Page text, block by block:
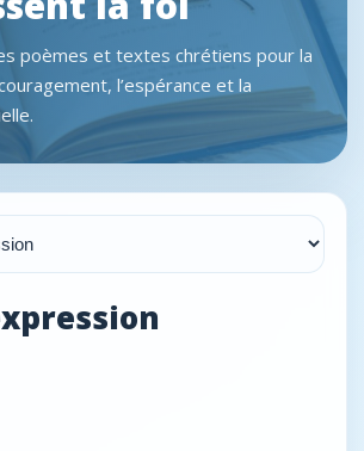
poèmes et textes chrétiens pour la
l’espérance et la